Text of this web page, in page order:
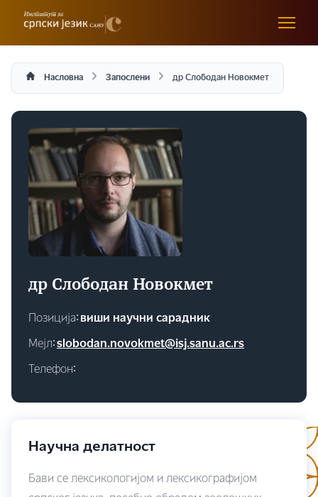
Насловна Запослени др Слободан Новокмет
др Слободан Новокмет
Позиција∶ виши научни сарадник
Мејл∶ slobodan.novokmet@isj.sanu.ac.rs
Телефон∶
Научна делатност
Бави се лексикологијом и лексикографијом